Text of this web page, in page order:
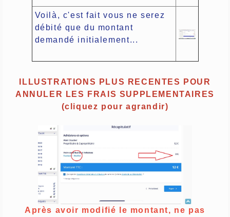
Voilà, c'est fait vous ne serez
débité que du montant
demandé initialement...
ILLUSTRATIONS PLUS RECENTES POUR
ANNULER LES FRAIS SUPPLEMENTAIRES
(cliquez pour agrandir)
Après avoir modifié
le montant, ne pas